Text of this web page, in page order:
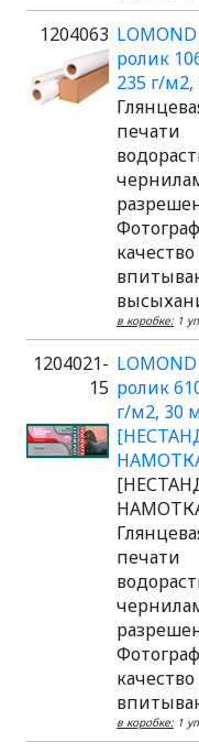
1204063
ролик
235 г/
печати
в коробке: 1
1204021-
15 ролик
г/м2, 30
печати
в коробке: 1